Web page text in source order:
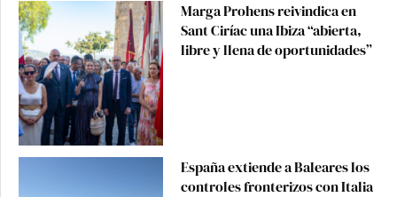
Marga Prohens reivindica en
Sant Ciríac una Ibiza “abierta,
libre y llena de oportunidades”
España extiende a Baleares los
controles fronterizos con Italia